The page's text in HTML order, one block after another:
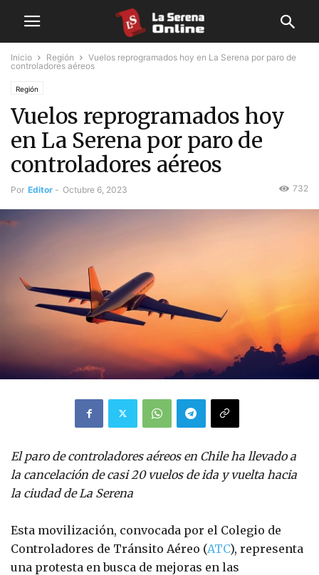
Inicio Región
Vuelos reprogramados hoy en La Serena por paro de
controladores aéreos
Región
Vuelos reprogramados hoy
en La Serena por paro de
controladores aéreos
Por Editor - Octubre 6, 2023 732
El paro de controladores aéreos en Chile ha llevado a
la cancelación de casi 20 vuelos de ida y vuelta hacia
la ciudad de La Serena
Esta movilización, convocada por el Colegio de
Controladores de Tránsito Aéreo (ATC), representa
una protesta en busca de mejoras en las